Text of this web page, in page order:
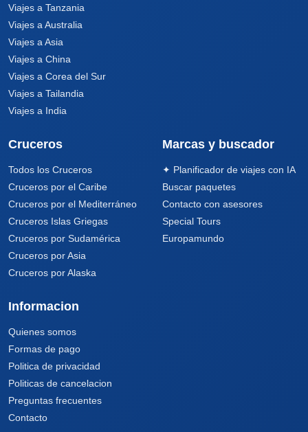
Viajes a Tanzania
Viajes a Australia
Viajes a Asia
Viajes a China
Viajes a Corea del Sur
Viajes a Tailandia
Viajes a India
Cruceros
Todos los Cruceros
Cruceros por el Caribe
Cruceros por el Mediterráneo
Cruceros Islas Griegas
Cruceros por Sudamérica
Cruceros por Asia
Cruceros por Alaska
Marcas y buscador
✦ Planificador de viajes con IA
Buscar paquetes
Contacto con asesores
Special Tours
Europamundo
Informacion
Quienes somos
Formas de pago
Politica de privacidad
Politicas de cancelacion
Preguntas frecuentes
Contacto